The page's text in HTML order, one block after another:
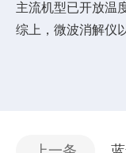
主流机型已开放温
综上，微波消解仪